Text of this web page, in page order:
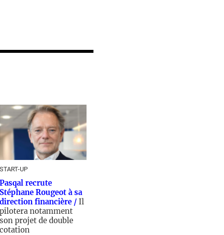
START-UP
Pasqal recrute
Stéphane Rougeot à sa
direction financière / Il
pilotera notamment
son projet de double
cotation